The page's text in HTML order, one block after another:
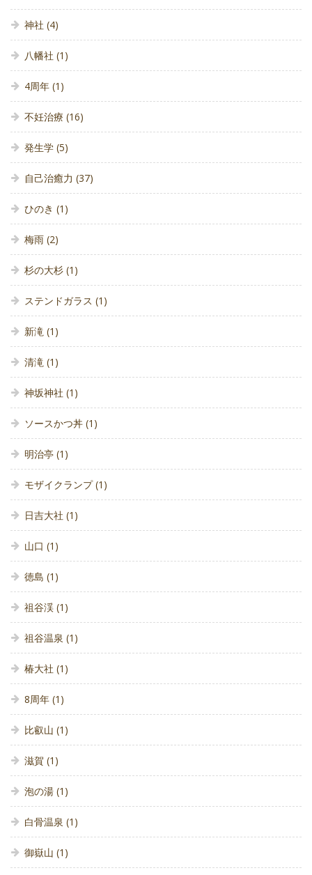
神社 (4)
八幡社 (1)
4周年 (1)
不妊治療 (16)
発生学 (5)
自己治癒力 (37)
ひのき (1)
梅雨 (2)
杉の大杉 (1)
ステンドガラス (1)
新滝 (1)
清滝 (1)
神坂神社 (1)
ソースかつ丼 (1)
明治亭 (1)
モザイクランプ(1)
日吉大社 (1)
山口 (1)
徳島 (1)
祖谷渓 (1)
祖谷温泉 (1)
椿大社 (1)
8周年 (1)
比叡山 (1)
滋賀 (1)
泡の湯 (1)
白骨温泉 (1)
御嶽山 (1)